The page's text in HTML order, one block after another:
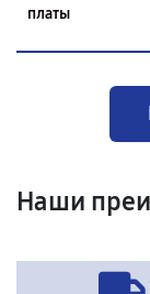
платы
Наши